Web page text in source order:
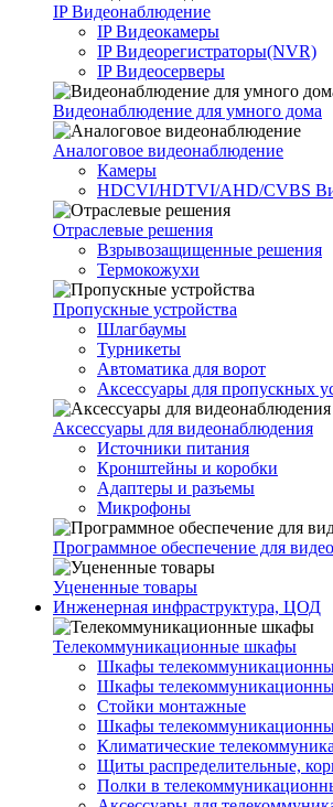
IP Видеонаблюдение
IP Видеокамеры
IP Видеорегистраторы(NVR)
IP Видеосерверы
Видеонаблюдение для умного дома
Аналоговое видеонаблюдение
Камеры
HDCVI/HDTVI/AHD/CVBS
Отраслевые решения
Взрывозащищенные решения
Термокожухи
Пропускные устройства
Шлагбаумы
Турникеты
Автоматика для ворот
Аксессуары для пропускных
Аксессуары для видеонаблюдения
Источники питания
Кронштейны и коробки
Адаптеры и разъемы
Микрофоны
Программное обеспечение для
Уцененные товары
Инженерная инфраструктура, ЦОД
Телекоммуникационные шкафы
Шкафы
Шкафы
Стойки монтажные
Шкафы
Климатические
Щиты распределительные,
Полки в